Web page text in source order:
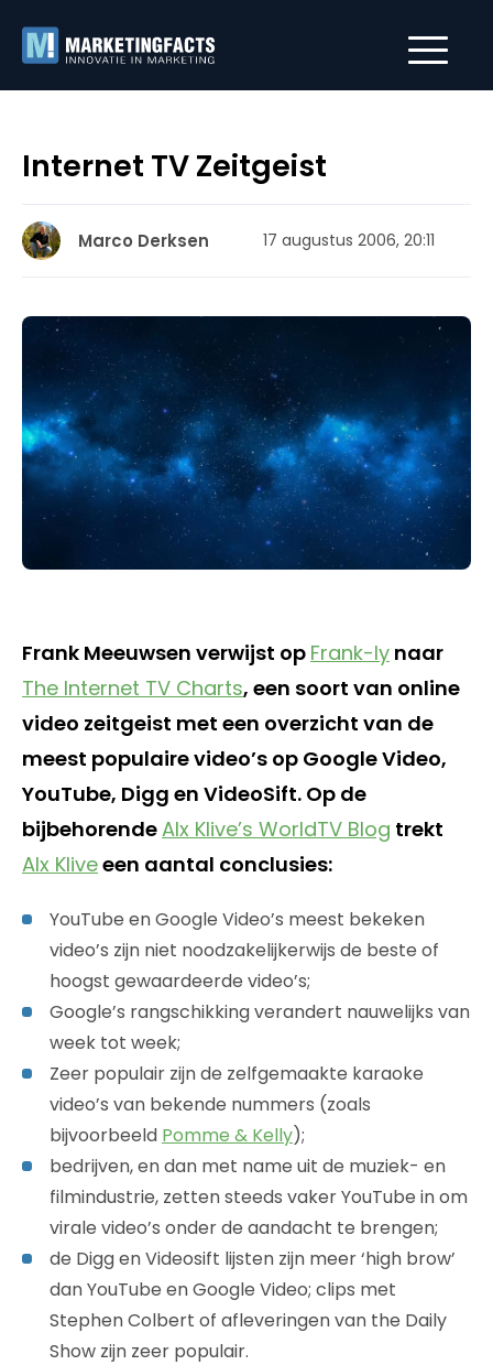
Internet TV Zeitgeist
Marco Derksen 17 augustus 2006, 20:11
Frank Meeuwsen verwijst op Frank-ly naar
The Internet TV Charts, een soort van online
video zeitgeist met een overzicht van de
meest populaire video’s op Google Video,
YouTube, Digg en VideoSift. Op de
bijbehorendeAlx Klive’s WorldTV Blog trekt
Alx Kliveeen aantal conclusies:
YouTube en Google Video’s meest bekeken
video’s zijn niet noodzakelijkerwijs de beste of
hoogst gewaardeerde video’s;
Google’s rangschikking verandert nauwelijks van
week tot week;
Zeer populair zijn de zelfgemaakte karaoke
video’s van bekende nummers (zoals
bijvoorbeeld Pomme & Kelly);
bedrijven, en dan met name uit de muziek- en
filmindustrie, zetten steeds vaker YouTube in om
virale video’s onder de aandacht te brengen;
de Digg en Videosift lijsten zijn meer ‘high brow’
dan YouTube en Google Video; clips met
Stephen Colbert of afleveringen van the Daily
Show zijn zeer populair.